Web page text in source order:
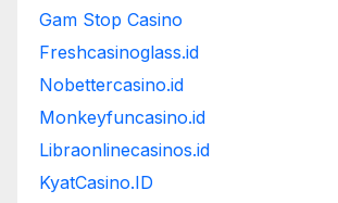
Gam Stop Casino
Freshcasinoglass.id
Nobettercasino.id
Monkeyfuncasino.id
Libraonlinecasinos.id
KyatCasino.ID